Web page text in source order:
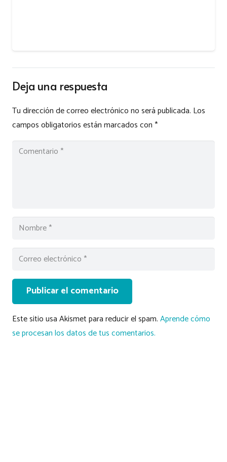
Deja una respuesta
Tu dirección de correo electrónico no será publicada. Los
campos obligatorios están marcados con*
Publicar el comentario
Este sitio usa Akismet para reducir el spam.Aprende cómo
se procesan los datos de tus comentarios.